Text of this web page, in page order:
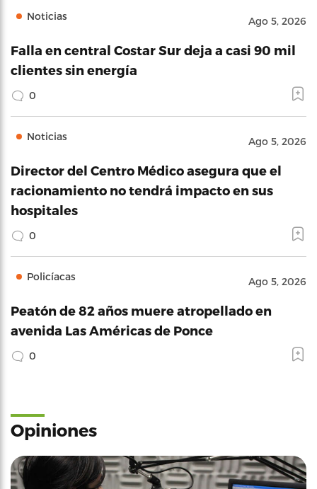
Noticias Ago 5, 2026
Falla en central Costar Sur deja a casi 90 mil
clientes sin energía
0
Noticias Ago 5, 2026
Director del Centro Médico asegura que el
racionamiento no tendrá impacto en sus
hospitales
0
Policíacas Ago 5, 2026
Peatón de 82 años muere atropellado en
avenida Las Américas de Ponce
0
Opiniones